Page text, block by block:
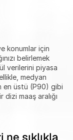
konumlar için
belirlemek
verilerini piyasa
medyan
en üstü (P90) gibi
maaş aralığı
ne sıklıkla